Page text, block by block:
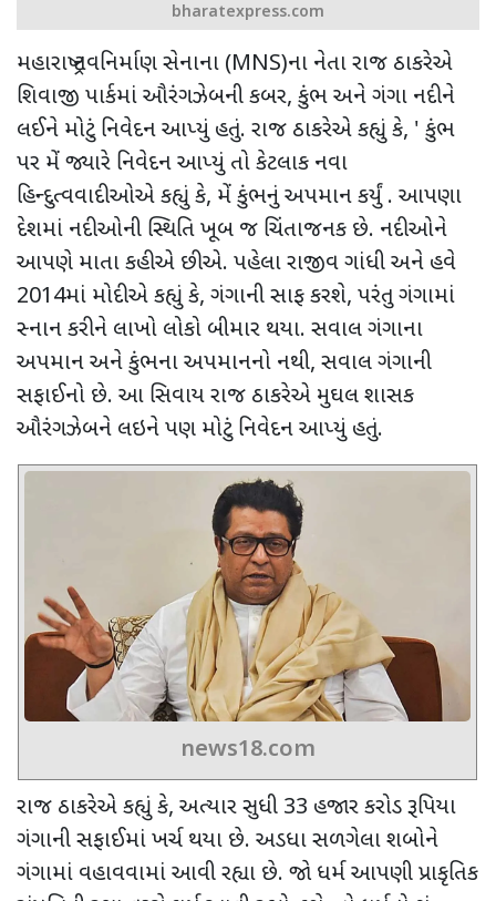
bharatexpress.com
મહારાષ્ટ્ર નવનિર્માણ સેનાના (MNS)ના નેતા રાજ ઠાકરેએ
શિવાજી પાર્કમાં ઔરંગઝેબની કબર, કુંભ અને ગંગા નદીને
લઈને મોટું નિવેદન આપ્યું હતું. રાજ ઠાકરેએ કહ્યું કે, ' કુંભ
પર મેં જ્યારે નિવેદન આપ્યું તો કેટલાક નવા
હિન્દુત્વવાદીઓએ કહ્યું કે, મેં કુંભનું અપમાન કર્યું . આપણા
દેશમાં નદીઓની સ્થિતિ ખૂબ જ ચિંતાજનક છે. નદીઓને
આપણે માતા કહીએ છીએ. પહેલા રાજીવ ગાંધી અને હવે
2014માં મોદીએ કહ્યું કે, ગંગાની સાફ કરશે, પરંતુ ગંગામાં
સ્નાન કરીને લાખો લોકો બીમાર થયા. સવાલ ગંગાના
અપમાન અને કુંભના અપમાનનો નથી, સવાલ ગંગાની
સફાઈનો છે. આ સિવાય રાજ ​​ઠાકરેએ મુઘલ શાસક
ઔરંગઝેબને લઇને પણ મોટું નિવેદન આપ્યું હતું.
news18.com
રાજ ઠાકરેએ કહ્યું કે, અત્યાર સુધી 33 હજાર કરોડ રૂપિયા
ગંગાની સફાઈમાં ખર્ચ થયા છે. અડધા સળગેલા શબોને
ગંગામાં વહાવવામાં આવી રહ્યા છે. જો ધર્મ આપણી પ્રાકૃતિક